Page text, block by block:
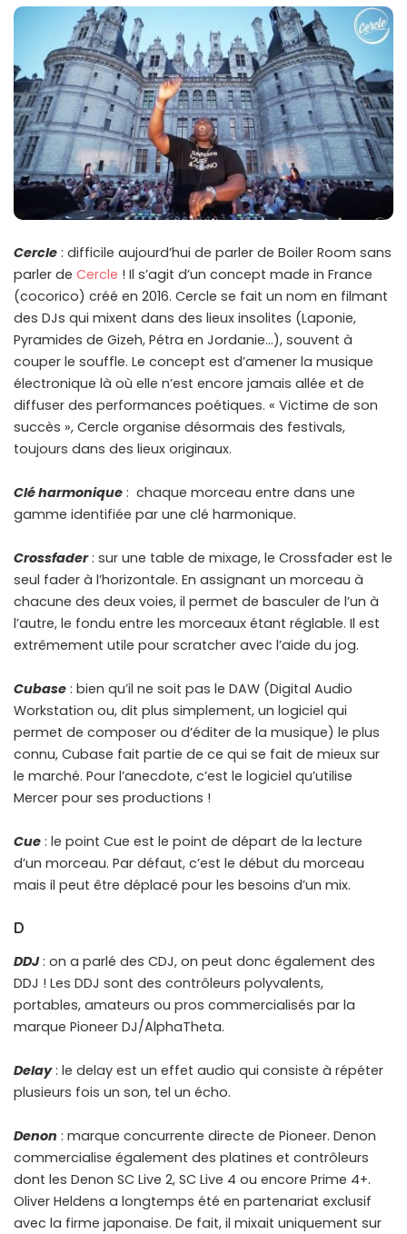
Cercle : difficile aujourd’hui de parler de Boiler Room sans
parler de Cercle ! Il s’agit d’un concept made in France
(cocorico) créé en 2016. Cercle se fait un nom en filmant
des DJs qui mixent dans des lieux insolites (Laponie,
Pyramides de Gizeh, Pétra en Jordanie…), souvent à
couper le souffle. Le concept est d’amener la musique
électronique là où elle n’est encore jamais allée et de
diffuser des performances poétiques. « Victime de son
succès », Cercle organise désormais des festivals,
toujours dans des lieux originaux.
Clé harmonique : chaque morceau entre dans une
gamme identifiée par une clé harmonique.
Crossfader: sur une table de mixage, le Crossfader est le
seul fader à l’horizontale. En assignant un morceau à
chacune des deux voies, il permet de basculer de l’un à
l’autre, le fondu entre les morceaux étant réglable. Il est
extrêmement utile pour scratcher avec l’aide du jog.
Cubase : bien qu’il ne soit pas le DAW (Digital Audio
Workstation ou, dit plus simplement, un logiciel qui
permet de composer ou d’éditer de la musique) le plus
connu, Cubase fait partie de ce qui se fait de mieux sur
le marché. Pour l’anecdote, c’est le logiciel qu’utilise
Mercer pour ses productions !
Cue : le point Cue est le point de départ de la lecture
d’un morceau. Par défaut, c’est le début du morceau
mais il peut être déplacé pour les besoins d’un mix.
D
DDJ: on a parlé des CDJ, on peut donc également des
DDJ ! Les DDJ sont des contrôleurs polyvalents,
portables, amateurs ou pros commercialisés par la
marque Pioneer DJ/AlphaTheta.
Delay : le delay est un effet audio qui consiste à répéter
plusieurs fois un son, tel un écho.
Denon : marque concurrente directe de Pioneer. Denon
commercialise également des platines et contrôleurs
dont les Denon SC Live 2, SC Live 4 ou encore Prime 4+.
Oliver Heldens a longtemps été en partenariat exclusif
avec la firme japonaise. De fait, il mixait uniquement sur